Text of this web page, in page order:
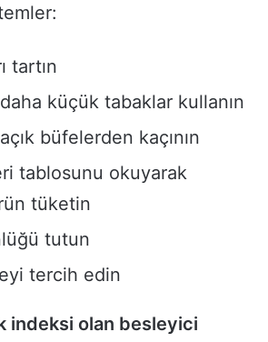
tartın
küçük tabaklar kullanın
büfelerden kaçının
tablosunu okuyarak
tüketin
tutun
tercih edin
indeksi olan besleyici